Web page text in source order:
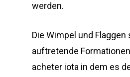
werden.
Die Wimpel und
auftretende
acheter iota in dem es